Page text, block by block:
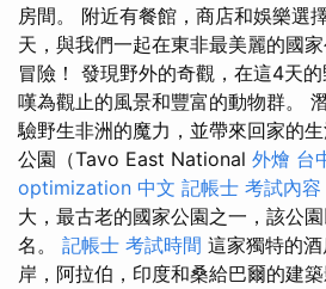
房間。 附近有餐館，商店和娛樂選
天，與我們一起在東非最美麗的國
冒險！ 發現野外的奇觀，在這4天
嘆為觀止的風景和豐富的動物群。
驗野生非洲的魔力，並帶來回家的
公園（Tavo East National 外燴 台
optimization 中文 記帳士 考試內容
大，最古老的國家公園之一，該公
名。 記帳士 考試時間 這家獨特的
岸，阿拉伯，印度和桑給巴爾的建